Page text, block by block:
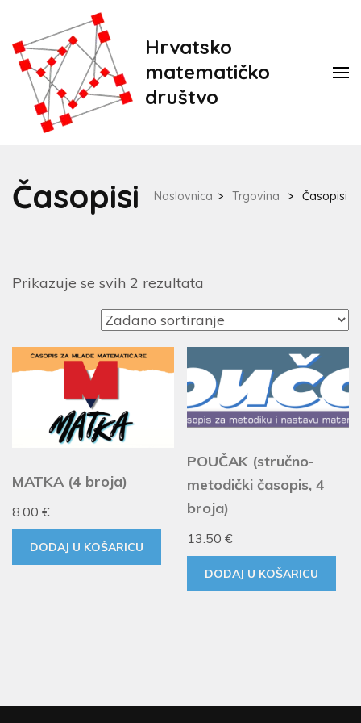
Hrvatsko
matematičko
društvo
Časopisi Naslovnica > Trgovina > Časopisi
Prikazuje se svih 2 rezultata
MATKA (4 broja)
8.00 €
DODAJ U KOŠARICU
POUČAK (stručno-
metodički časopis, 4
broja)
13.50€
DODAJ U KOŠARICU